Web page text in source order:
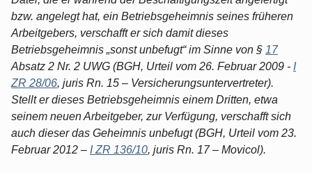
bzw. angelegt hat, ein Betriebsgeheimnis seines früheren
Arbeitgebers, verschafft er sich damit dieses
Betriebsgeheimnis „sonst unbefugt“ im Sinne von § 17
Absatz 2 Nr. 2 UWG (BGH, Urteil vom 26. Februar 2009 - I
ZR 28/06, juris Rn. 15 – Versicherungsuntervertreter).
Stellt er dieses Betriebsgeheimnis einem Dritten, etwa
seinem neuen Arbeitgeber, zur Verfügung, verschafft sich
auch dieser das Geheimnis unbefugt (BGH, Urteil vom 23.
Februar 2012 – I ZR 136/10, juris Rn. 17 – Movicol).